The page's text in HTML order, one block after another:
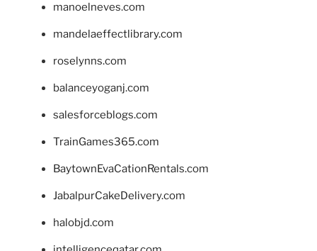
manoelneves.com
mandelaeffectlibrary.com
roselynns.com
balanceyoganj.com
salesforceblogs.com
TrainGames365.com
BaytownEvaCationRentals.com
JabalpurCakeDelivery.com
halobjd.com